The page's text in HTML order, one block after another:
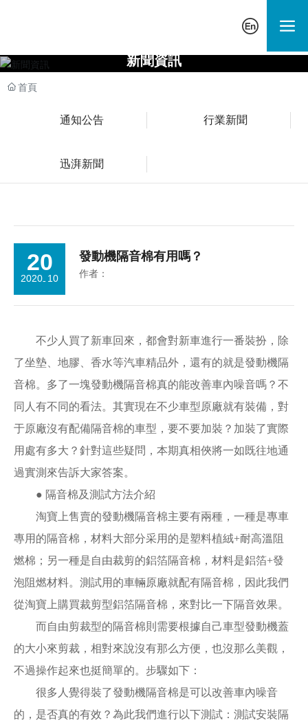
新聞資訊
首頁
通知公告 行業新聞
迅湃新聞
20
2020- 10
發動機隔音棉有用嗎？
作者：
不少人買了新車回來，都會對新車進行一番裝扮，除
了坐墊、地膠、香水等汽車精品外，還有的就是發動機隔
音棉。多了一塊發動機隔音棉真的能改善車內噪音嗎？不
同人有不同的看法。其實現在不少車型原廠就有裝備，對
于原廠沒有配備隔音棉的車型，要不要加裝？加裝了實際
用處有多大？針對這些疑問，本期真相俠將一如既往地通
過實測來告訴大家答案。
● 隔音棉及測試方法介紹
淘寶上售賣的發動機隔音棉主要有兩種，一種是專車
專用的隔音棉，材料大部分采用的是塑料植絨+耐高溫阻
燃棉；另一種是自由裁剪的鋁箔隔音棉，材料是鋁箔+發
泡阻燃材料。測試用的車輛原廠就配有隔音棉，因此我們
從淘寶上購買裁剪型鋁箔隔音棉，來對比一下隔音效果。
而自由剪裁型的隔音棉則需要根據自己車型發動機蓋
的大小來剪裁，相對來說沒有那么方便，也沒那么美觀，
不過操作起來也挺簡單的。步驟如下：
很多人覺得裝了發動機隔音棉是可以改善車內噪音
的，是否真的有效？為此我們進行以下測試：測試安裝隔